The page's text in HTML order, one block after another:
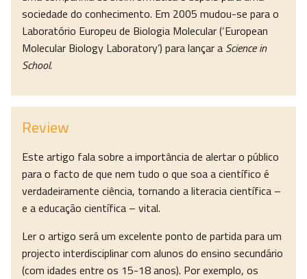
sociedade do conhecimento. Em 2005 mudou-se para o
Laboratório Europeu de Biologia Molecular (‘European
Molecular Biology Laboratory’) para lançar a Science in
School.
Review
Este artigo fala sobre a importância de alertar o público
para o facto de que nem tudo o que soa a científico é
verdadeiramente ciência, tornando a literacia científica –
e a educação científica – vital.
Ler o artigo será um excelente ponto de partida para um
projecto interdisciplinar com alunos do ensino secundário
(com idades entre os 15-18 anos). Por exemplo, os